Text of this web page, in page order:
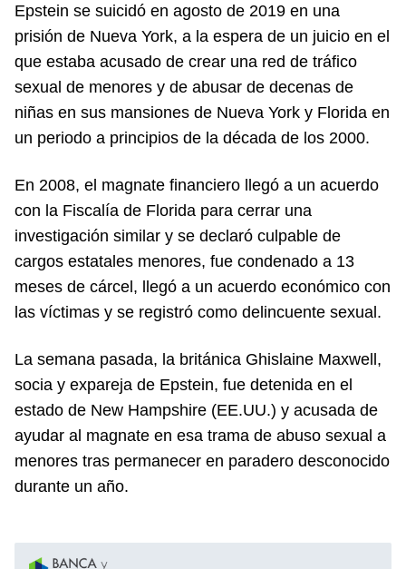
Epstein se suicidó en agosto de 2019 en una
prisión de Nueva York, a la espera de un juicio en el
que estaba acusado de crear una red de tráfico
sexual de menores y de abusar de decenas de
niñas en sus mansiones de Nueva York y Florida en
un periodo a principios de la década de los 2000.
En 2008, el magnate financiero llegó a un acuerdo
con la Fiscalía de Florida para cerrar una
investigación similar y se declaró culpable de
cargos estatales menores, fue condenado a 13
meses de cárcel, llegó a un acuerdo económico con
las víctimas y se registró como delincuente sexual.
La semana pasada, la británica Ghislaine Maxwell,
socia y expareja de Epstein, fue detenida en el
estado de New Hampshire (EE.UU.) y acusada de
ayudar al magnate en esa trama de abuso sexual a
menores tras permanecer en paradero desconocido
durante un año.